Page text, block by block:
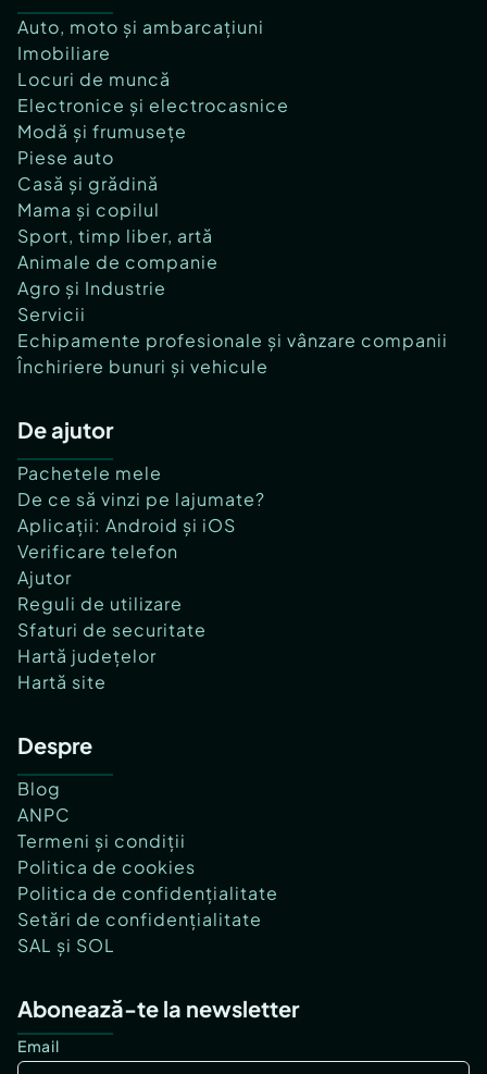
Auto, moto și ambarcațiuni
Imobiliare
Locuri de muncă
Electronice și electrocasnice
Modă și frumusețe
Piese auto
Casă și grădină
Mama și copilul
Sport, timp liber, artă
Animale de companie
Agro și Industrie
Servicii
Echipamente profesionale și vânzare companii
Închiriere bunuri și vehicule
De ajutor
Pachetele mele
De ce să vinzi pe lajumate?
Aplicații: Android și iOS
Verificare telefon
Ajutor
Reguli de utilizare
Sfaturi de securitate
Hartă județelor
Hartă site
Despre
Blog
ANPC
Termeni și condiții
Politica de cookies
Politica de confidențialitate
Setări de confidențialitate
SAL și SOL
Abonează-te la newsletter
Email